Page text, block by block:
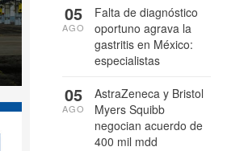
Falta de diagnóstico
oportuno agrava la
gastritis en México:
especialistas
05
AGO
AstraZeneca y Bristol
Myers Squibb
negocian acuerdo de
400 mil mdd
05
AGO